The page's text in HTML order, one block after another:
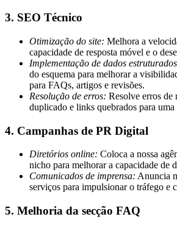
3. SEO Técnico
Otimização do site: Melhora a
capacidade de resposta móvel e o
Implementação de dados
do esquema para melhorar a
para FAQs, artigos e revisões.
Resolução de erros: Resolve erros de
duplicado e links quebrados para
4. Campanhas de PR Digital
Diretórios online: Coloca a nossa
nicho para melhorar a capacidade de
Comunicados de imprensa: Anuncia
serviços para impulsionar o tráfego e
5. Melhoria da secção FAQ